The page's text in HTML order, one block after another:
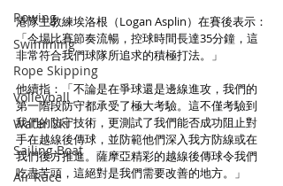
Rowing
Swimming
Rope Skipping
Volleyball
Water Ski
Sailing Boat
Air Race
港隊主教練埃洛根（Logan Asplin）在賽後表示：
「今場比賽節奏流暢，控球時間長達35分鐘，這
非常符合我們球隊所追求的積極打法。」
他續指：「不論是在爭球還是邊線進攻，我們的
第一階段防守都承受了極大考驗。這不僅考驗到
我們的防守技術，更測試了我們能否成功阻止對
手在越線後傳球，並防範他們深入我方防線或在
我們後方推進。薩摩亞精彩的越線後傳球令我們
吃盡苦頭，這絕對是我們需要改善的地方。」